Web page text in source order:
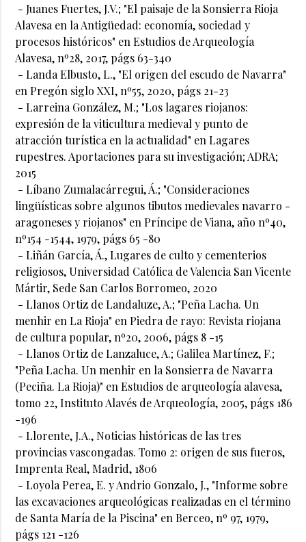
- Juanes Fuertes, J.V.; "El paisaje de la Sonsierra Rioja
Alavesa en la Antigüedad: economía, sociedad y
procesos históricos" en Estudios de Arqueología
Alavesa, nº28, 2017, págs 63-340
- Landa Elbusto, L., "El origen del escudo de Navarra"
en Pregón siglo XXI, nº55, 2020, págs 21-23
- Larreina González, M.; "Los lagares riojanos:
expresión de la viticultura medieval y punto de
atracción turística en la actualidad" en Lagares
rupestres. Aportaciones para su investigación; ADRA;
2015
- Líbano Zumalacárregui, Á.; "Consideraciones
lingüísticas sobre algunos tibutos medievales navarro -
aragoneses y riojanos" en Príncipe de Viana, año nº40,
nº154 -1544, 1979, págs 65 -80
- Liñán García, Á., Lugares de culto y cementerios
religiosos, Universidad Católica de Valencia San Vicente
Mártir, Sede San Carlos Borromeo, 2020
- Llanos Ortiz de Landaluze, A.; "Peña Lacha. Un
menhir en La Rioja" en Piedra de rayo: Revista riojana
de cultura popular, nº20, 2006, págs 8 -15
- Llanos Ortiz de Lanzaluce, A.; Galilea Martínez, F.;
"Peña Lacha. Un menhir en la Sonsierra de Navarra
(Peciña. La Rioja)" en Estudios de arqueología alavesa,
tomo 22, Instituto Alavés de Arqueología, 2005, págs 186
-196
- Llorente, J.A., Noticias históricas de las tres
provincias vascongadas. Tomo 2: origen de sus fueros,
Imprenta Real, Madrid, 1806
- Loyola Perea, E. y Andrio Gonzalo, J., "Informe sobre
las excavaciones arqueológicas realizadas en el término
de Santa María de la Piscina" en Berceo, nº 97, 1979,
págs 121 -126